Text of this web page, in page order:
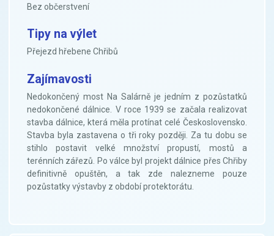
Bez občerstvení
Tipy na výlet
Přejezd hřebene Chřibů
Zajímavosti
Nedokončený most Na Salárně je jedním z pozůstatků
nedokončené dálnice. V roce 1939 se začala realizovat
stavba dálnice, která měla protínat celé Československo.
Stavba byla zastavena o tři roky později. Za tu dobu se
stihlo postavit velké množství propustí, mostů a
terénních zářezů. Po válce byl projekt dálnice přes Chřiby
definitivně opuštěn, a tak zde nalezneme pouze
pozůstatky výstavby z období protektorátu.